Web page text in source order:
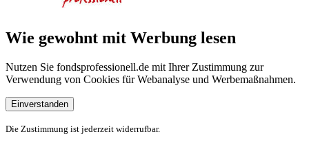
Wie gewohnt mit Werbung lesen
Nutzen Sie fondsprofessionell.de mit Ihrer Zustimmung zur
Verwendung von Cookies für Webanalyse und Werbemaßnahmen.
Einverstanden
Die Zustimmung ist jederzeit widerrufbar.